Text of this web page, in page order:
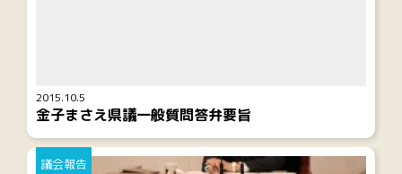
2015.10.5
金子まさえ県議一般質問答弁要旨
議会報告